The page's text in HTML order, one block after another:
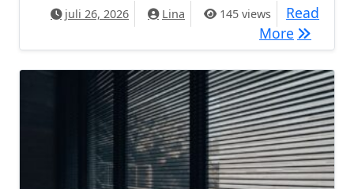
juli 26, 2026 Lina 145 views
Read
More